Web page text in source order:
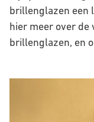
brillenglazen een
hier meer over de
brillenglazen, en